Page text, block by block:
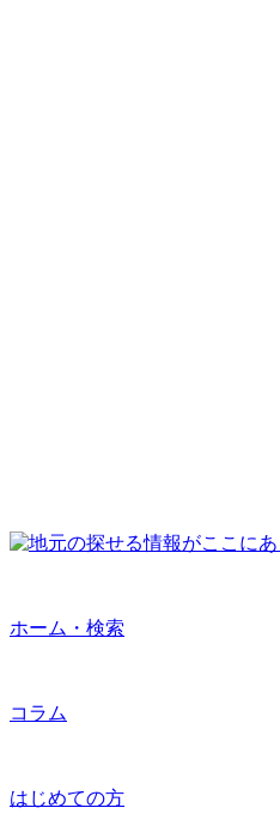
ホーム・検索
コラム
はじめての方